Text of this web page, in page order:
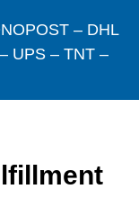
– DHL
UPS – TNT –